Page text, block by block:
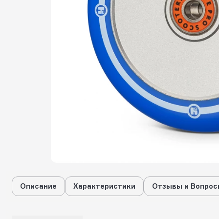
Описание Характеристики Отзывы и